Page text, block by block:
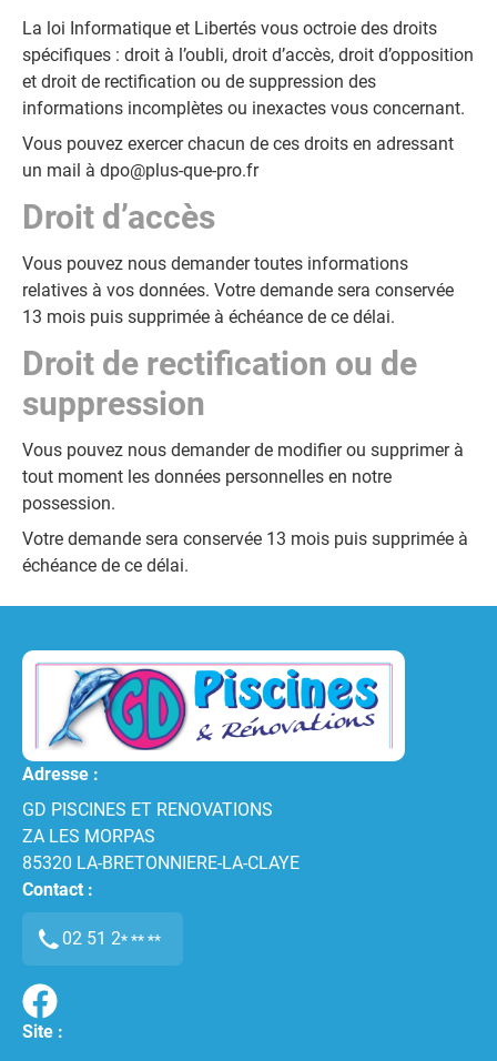
La loi Informatique et Libertés vous octroie des droits
spécifiques : droit à l’oubli, droit d’accès, droit d’opposition
et droit de rectification ou de suppression des
informations incomplètes ou inexactes vous concernant.
Vous pouvez exercer chacun de ces droits en adressant
un mail à dpo@plus-que-pro.fr
Droit d’accès
Vous pouvez nous demander toutes informations
relatives à vos données. Votre demande sera conservée
13 mois puis supprimée à échéance de ce délai.
Droit de rectification ou de
suppression
Vous pouvez nous demander de modifier ou supprimer à
tout moment les données personnelles en notre
possession.
Votre demande sera conservée 13 mois puis supprimée à
échéance de ce délai.
Adresse :
GD PISCINES ET RENOVATIONS
ZA LES MORPAS
85320 LA-BRETONNIERE-LA-CLAYE
Contact :
02 51 2* ** **
Site :